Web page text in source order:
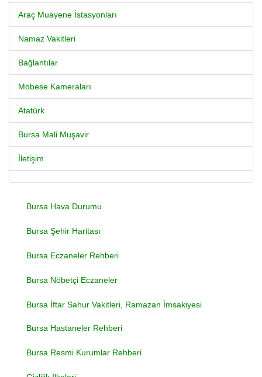
Araç Muayene İstasyonları
Namaz Vakitleri
Bağlantılar
Mobese Kameraları
Atatürk
Bursa Mali Muşavir
İletişim
Bursa Hava Durumu
Bursa Şehir Haritası
Bursa Eczaneler Rehberi
Bursa Nöbetçi Eczaneler
Bursa İftar Sahur Vakitleri, Ramazan İmsakiyesi
Bursa Hastaneler Rehberi
Bursa Resmi Kurumlar Rehberi